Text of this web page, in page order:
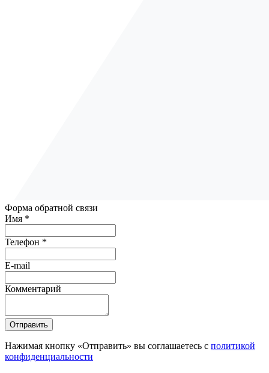
Форма обратной связи
Имя *
Телефон *
E-mail
Комментарий
Отправить
Нажимая кнопку «Отправить» вы соглашаетесь с политикой
конфиденциальности